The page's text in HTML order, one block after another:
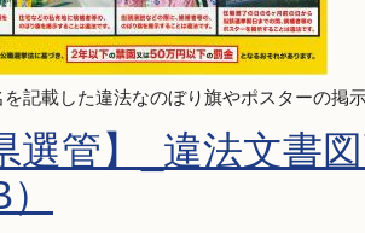
記載した違法なのぼり旗やポスターの掲
選管】_違法文書